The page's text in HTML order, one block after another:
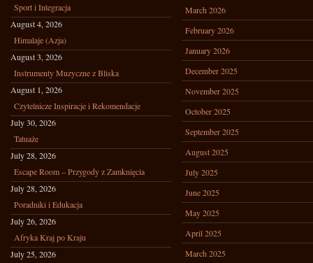
Sport i Integracja
August 4, 2026
Himalaje (Azja)
August 3, 2026
Instrumenty Muzyczne z Bliska
August 1, 2026
Czytelnicze Inspiracje i Rekomendacje
July 30, 2026
Tatuaże
July 28, 2026
Escape Room – Przygody z Zamknięcia
July 28, 2026
Poradniki i Edukacja
July 26, 2026
Afryka Kraj po Kraju
July 25, 2026
March 2026
February 2026
January 2026
December 2025
November 2025
October 2025
September 2025
August 2025
July 2025
June 2025
May 2025
April 2025
March 2025